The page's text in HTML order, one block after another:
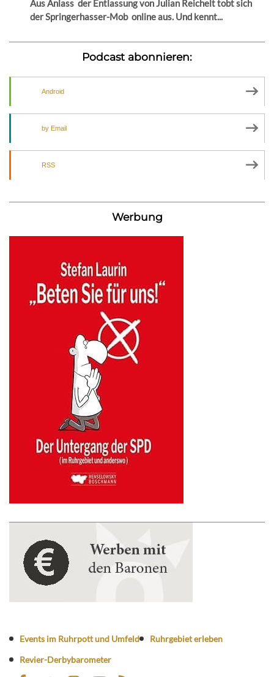
Aus Anlass der Entlassung von Julian Reichelt tobt sich
der Springerhasser-Mob online aus. Und kennt...
Podcast abonnieren:
Android
by Email
RSS
Werbung
Events im Ruhrpott und Umfeld
Ruhrgebiet erleben
Revier-Derbybarometer